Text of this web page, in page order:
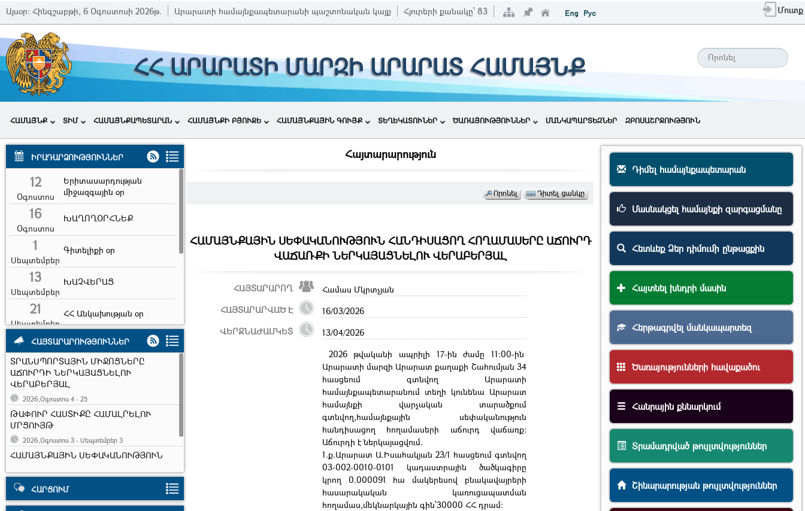
Այսօր: Հինգշաբթի, 6 Օգոստոսի 2026թ. Արարատի համայնքապետարանի պաշտոնական կայք Հյուրերի քանակը՝ 83 Մուտք
ՀՀ ԱՐԱՐԱՏԻ ՄԱՐԶԻ ԱՐԱՐԱՏ ՀԱՄԱՅՆՔ
ՀԱՄԱՅՆՔ ՏԻՄ ՀԱՄԱՅՆՔԱՊԵՏԱՐԱՆ ՀԱՄԱՅՆՔԻ ԲՅՈՒՋԵ ՀԱՄԱՅՆՔԱՅԻՆ ԳՈՒՅՔ ՏԵՂԵԿԱՏՈՒՆԵՐ ԾԱՌԱՅՈՒԹՅՈՒՆՆԵՐ ՄԱՆԿԱՊԱՐՏԵԶՆԵՐ ԶԲՈՍԱՇՐՋՈՒԹՅՈՒՆ
ԻՐԱԴԱՐՁՈՒԹՅՈՒՆՆԵՐ
12
Օգոստոս
Երիտասարդության
միջազգային օր
16
Օգոստոս
ԽԱՂՈՂՕՐՀՆԵՔ
1
Սեպտեմբեր
Գիտելիքի օր
13
Սեպտեմբեր
ԽԱՉՎԵՐԱՑ
21
Սեպտեմբեր
ՀՀ Անկախության օր
5
Հոկտեմբեր
Ուսուցչի օր
22
Հոկտեմբեր
Արարատ քաղաքի
հիմնադրման օր
10
Նոյեմբեր
Տեղական
ինքնակառավարման
17
Նոյեմբեր
Ուսանողների միջազգային
օր
7
Դեկտեմբեր
Երկրաշարժի զոհերի
հիշատակի օր
ՀԱՅՏԱՐԱՐՈՒԹՅՈՒՆՆԵՐ
ՏՐԱՆՍՊՈՐՏԱՅԻՆ ՄԻՋՈՑՆԵՐԸ
ԱՃՈՒՐԴԻ ՆԵՐԿԱՅԱՑՆԵԼՈՒ
ՎԵՐԱԲԵՐՅԱԼ
2026,Օգոստոս 4 - 25
ԹԱՓՈՒՐ ՀԱՍՏԻՔԸ ՀԱՄԱԼՐԵԼՈՒ
ՄՐՑՈՒՅԹ
2026,Օգոստոս 3 - Սեպտեմբեր 3
ՀԱՄԱՅՆՔԱՅԻՆ ՍԵՓԱԿԱՆՈՒԹՅՈՒՆ
ԱՃՈՒՐԴԻ ՆԵՐԿԱՅԱՑՆԵԼՈՒ
ՎԵՐԱԲԵՐՅԱԼ
2026,Հուլիս 2 - Օգոստոս 25
ՀԱՐՑՈՒՄ
Հայտարարություն
ՀԱՄԱՅՆՔԱՅԻՆ ՍԵՓԱԿԱՆՈՒԹՅՈՒՆ ՀԱՆԴԻՍԱՑՈՂ ՀՈՂԱՄԱՍԵՐԸ ԱՃՈՒՐԴ
ՎԱՃԱՌՔԻ ՆԵՐԿԱՅԱՑՆԵԼՈՒ ՎԵՐԱԲԵՐՅԱԼ
ՀԱՅՏԱՐԱՐՈՂ
Համաս Մկրտչյան
ՀԱՅՏԱՐԱՐՎԱԾ Է
16/03/2026
ՎԵՐՋՆԱԺԱՄԿԵՏ
13/04/2026
2026 թվականի ապրիլի 17-ին ժամը 11:00-ին
Արարատի մարզի Արարատ քաղաքի Շահումյան 34
հասցեում գտնվող Արարատի
համայնքապետարանում տեղի կունենա Արարատ
համայնքի վարչական տարածքում
գտնվող,համայնքային սեփականություն
հանդիսացող հողամասերի աճուրդ վաճառք:
Աճուրդի է ներկայացվում.
1.ք.Արարատ Ա.Իսահակյան 23/1 հասցեում գտնվող
03-002-0010-0101 կադաստրային ծածկագիրը
կրող 0.000091 հա մակերեսով բնակավայրերի
հասարակական կառուցապատման
հողամաս,մեկնարկային գին՝30000 ՀՀ դրամ:
Դիմել համայնքապետարան
Մասնակցել համայնքի զարգացմանը
Հետևեք Ձեր դիմումի ընթացքին
Հայտնել խնդրի մասին
Հերթագրվել մանկապարտեզ
Ծառայությունների հավաքածու
Հանրային քննարկում
Տրամադրված թույլտվություններ
Շինարարության թույլտվություններ